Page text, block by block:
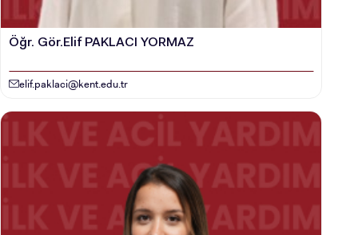
Öğr. Gör.Elif PAKLACI YORMAZ
elif.paklaci@kent.edu.tr